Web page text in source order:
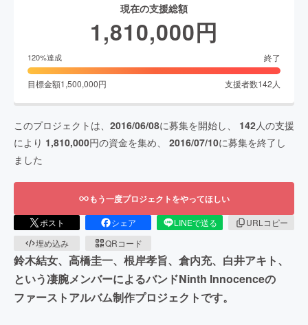
現在の支援総額
1,810,000円
120%達成 終了
目標金額1,500,000円 支援者数142 人
このプロジェクトは、 2016/06/08に募集を開始し、 142人の支援
により 1,810,000円の資金を集め、 2016/07/10に募集を終了し
ました
もう一度プロジェクトをやってほしい
ポスト シェア LINEで送る
URLコピー
埋め込み
QRコード
鈴木結女、高橋圭一、根岸孝旨、倉内充、白井アキト、
という凄腕メンバーによるバンドNinth Innocenceの
ファーストアルバム制作プロジェクトです。